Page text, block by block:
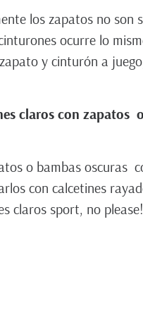
los zapatos no son
ocurre lo
y cinturón a
claros con zapatos
o bambas oscuras
con calcetines
claros sport, no